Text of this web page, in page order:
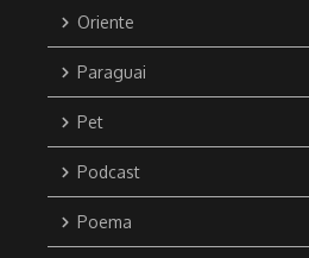
Oriente
Paraguai
Pet
Podcast
Poema